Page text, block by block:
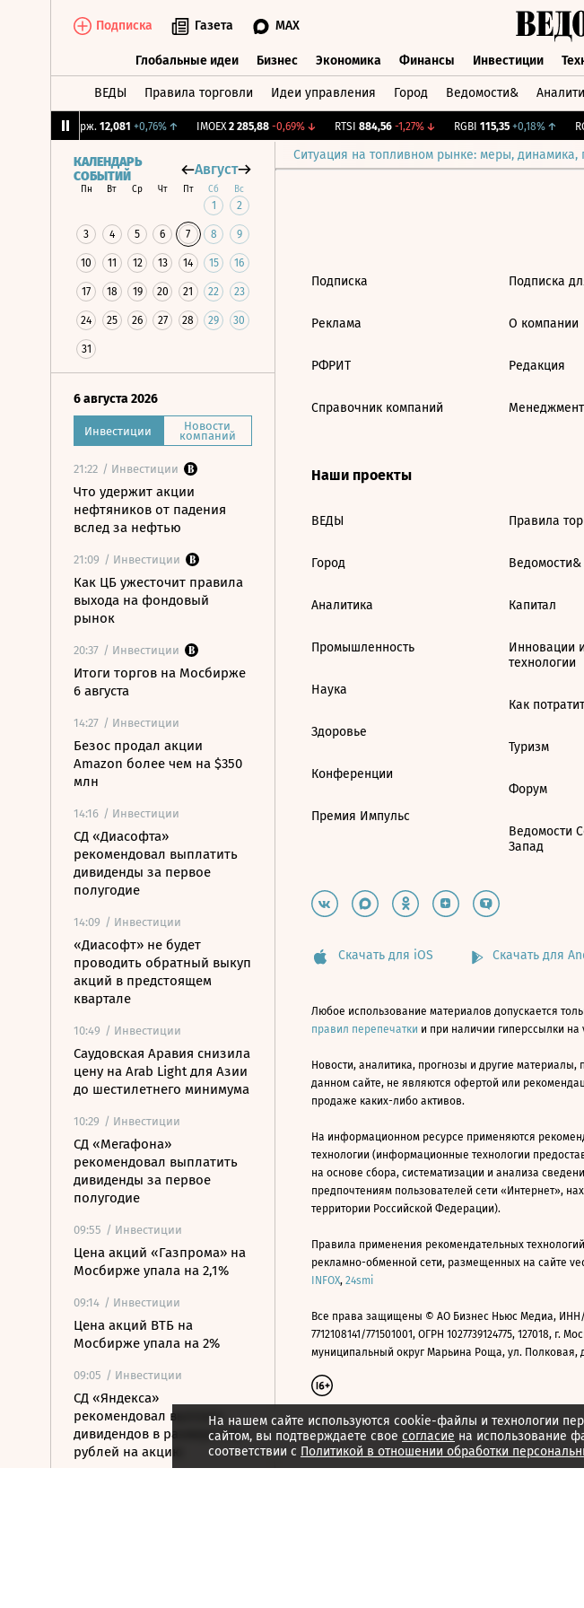
Подписка Газета MAX
Глобальные идеи Бизнес Экономика Финансы Инвестиции
ВЕДЫ Правила торговли Идеи управления Город Ведомости&
CNY Бирж. 12,081 +0,76%↑ IMOEX 2 285,88 -0,69%↓ RTSI 884,56 -1,27%↓ RGBI 115,35 +0,18%↑
Ситуация на топливном рынке: меры, динамика,
КАЛЕНДАРЬ
СОБЫТИЙ
Август
Пн Вт Ср Чт Пт Сб Вс
1 2
3 4 5 6 7 8 9
10 11 12 13 14 15 16
17 18 19 20 21 22 23
24 25 26 27 28 29 30
31
6 августа 2026
Инвестиции Новости
компаний
21:22 / Инвестиции
Что удержит акции
нефтяников от падения
вслед за нефтью
21:09 / Инвестиции
Как ЦБ ужесточит правила
выхода на фондовый
рынок
20:37 / Инвестиции
Итоги торгов на Мосбирже
6 августа
14:27 / Инвестиции
Безос продал акции
Amazon более чем на $350
млн
14:16 / Инвестиции
СД «Диасофта»
рекомендовал выплатить
дивиденды за первое
полугодие
14:09 / Инвестиции
«Диасофт» не будет
проводить обратный выкуп
акций в предстоящем
квартале
10:49 / Инвестиции
Саудовская Аравия снизила
цену на Arab Light для Азии
до шестилетнего минимума
10:29 / Инвестиции
СД «Мегафона»
рекомендовал выплатить
дивиденды за первое
полугодие
09:55 / Инвестиции
Цена акций «Газпрома» на
Мосбирже упала на 2,1%
09:14 / Инвестиции
Цена акций ВТБ на
Мосбирже упала на 2%
09:05 / Инвестиции
СД «Яндекса»
рекомендовал выплату
дивидендов в размере 110
рублей на акцию
На нашем сайте используются cookie-файлы и технологии
сайтом, вы подтверждаете свое согласие на использование
соответствии с Политикой в отношении обработки
Подписка
Реклама
РФРИТ
Справочник компаний
Подписка
О компании
Редакция
Менеджмент
Наши проекты
ВЕДЫ
Город
Аналитика
Промышленность
Наука
Здоровье
Конференции
Премия Импульс
Правила
Ведомости&
Капитал
Инновации и
технологии
Как
Туризм
Форум
Ведомости
Запад
Скачать для iOS Скачать для
Любое использование материалов допускается
правил перепечатки и при наличии гиперссылки на
Новости, аналитика, прогнозы и другие материалы,
данном сайте, не являются офертой или
продаже каких-либо активов.
На информационном ресурсе применяются
технологии (информационные технологии
на основе сбора, систематизации и анализа
предпочтениям пользователей сети «Интернет»,
территории Российской Федерации).
Правила применения рекомендательных
рекламно-обменной сети, размещенных на сайте
INFOX, 24smi
Все права защищены © АО Бизнес Ньюс Медиа,
7712108141/771501001, ОГРН 1027739124775, 127018, г.
муниципальный округ Марьина Роща, ул. Полковая,